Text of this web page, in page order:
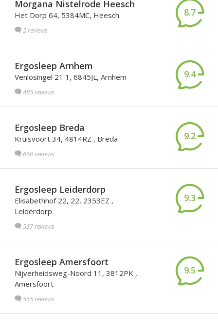
Morgana Nistelrode Heesch
Het Dorp 64, 5384MC, Heesch
2 reviews
8.7
Ergosleep Arnhem
Venlosingel 21 1, 6845JL, Arnhem
485 reviews
9.4
Ergosleep Breda
Kruisvoort 34, 4814RZ , Breda
660 reviews
9.2
Ergosleep Leiderdorp
Elisabethhof 22, 22, 2353EZ ,
Leiderdorp
537 reviews
9.3
Ergosleep Amersfoort
Nijverheidsweg-Noord 11, 3812PK ,
Amersfoort
565 reviews
9.5